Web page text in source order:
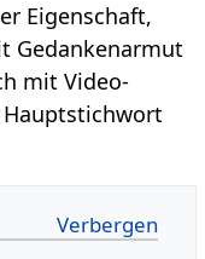
Eigenschaft,
Gedankenarmut
mit Video-